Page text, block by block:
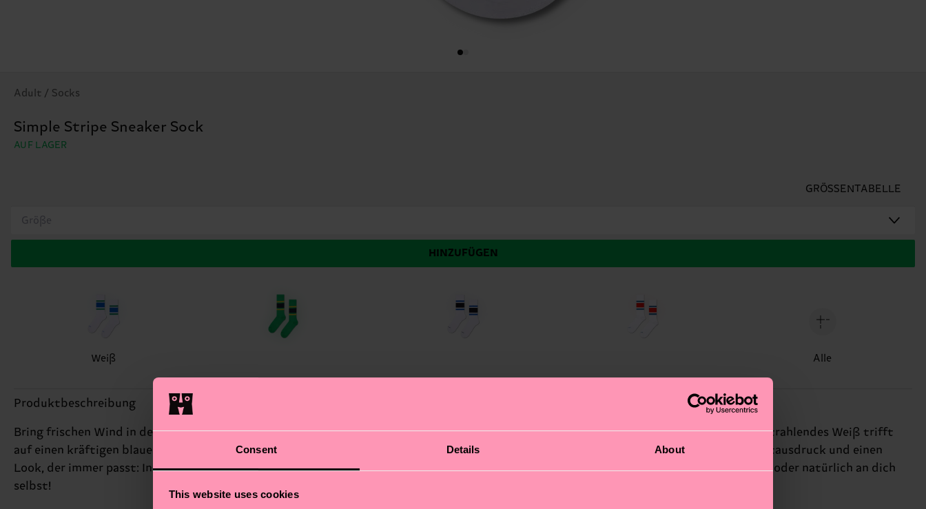
Consent Details About
This website uses cookies
Adult / Socks
Simple Stripe Sneaker Sock
AUF LAGER
GRÖSSENTABELLE
Größe
HINZUFÜGEN
Weiß Alle
Produktbeschreibung
Bring frischen Wind in deine Sportsocken-Game: Die Simple Stripe Sneaker Sock vereint Style und Komfort für dein nächstes Workout. Strahlendes Weiß trifft
auf einen kräftigen blauen Streifen, eingerahmt von zwei schmalen grünen Linien – für den extra Frischekick. Hier geht’s um echten Selbstausdruck und einen
Look, der immer passt: Ins Gym, auf die Straße oder einfach in deinen Alltag. Ideal zum Verschenken an Fitness-Lover und Sneakerheads – oder natürlich an dich
selbst!